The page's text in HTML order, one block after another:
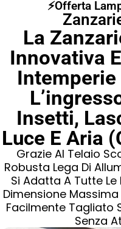
⚡Offerta
La
Innovativa
Intemperie
Insetti,
Luce E Aria
Grazie Al Telaio
Robusta Lega Di
Si Adatta A Tutte Le
Dimensione Massima
Facilmente Tagliato
Senza